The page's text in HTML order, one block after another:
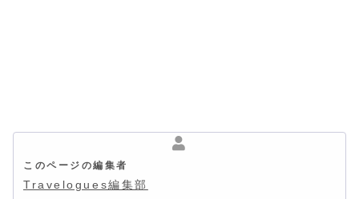
このページの編集者
Travelogues編集部